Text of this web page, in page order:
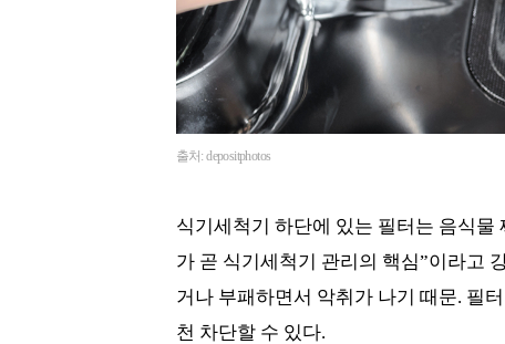
출처: depositphotos
식기세척기 하단에 있는 필터는 음식물
가 곧 식기세척기 관리의 핵심”이라고
거나 부패하면서 악취가 나기 때문. 필
천 차단할 수 있다.